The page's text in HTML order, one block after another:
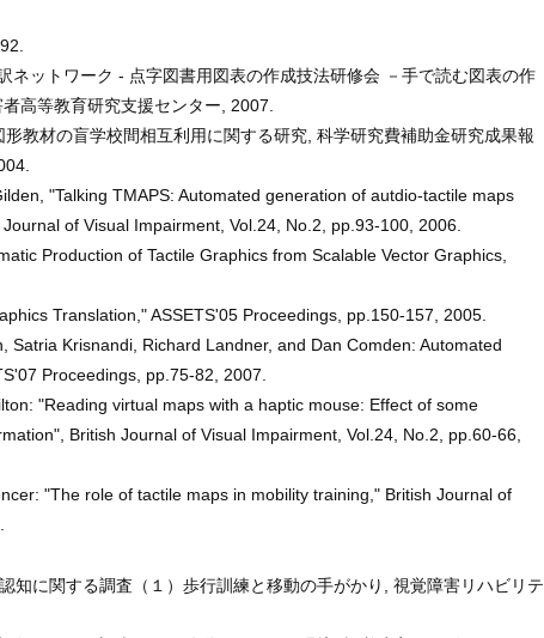
ネットワーク - 点字図書用図表の作成技法研修会 －手で読む図表の作
高等教育研究支援センター, 2007.
教材の盲学校間相互利用に関する研究, 科学研究費補助金研究成果報
"Talking TMAPS: Automated generation of autdio-tactile maps
of Visual Impairment, Vol.24, No.2, pp.93-100, 2006.
Production of Tactile Graphics from Scalable Vector Graphics,
Translation," ASSETS'05 Proceedings, pp.150-157, 2005.
Krisnandi, Richard Landner, and Dan Comden: Automated
Proceedings, pp.75-82, 2007.
"Reading virtual maps with a haptic mouse: Effect of some
British Journal of Visual Impairment, Vol.24, No.2, pp.60-66,
"The role of tactile maps in mobility training," British Journal of
知に関する調査（１）歩行訓練と移動の手がかり, 視覚障害リハビリテ